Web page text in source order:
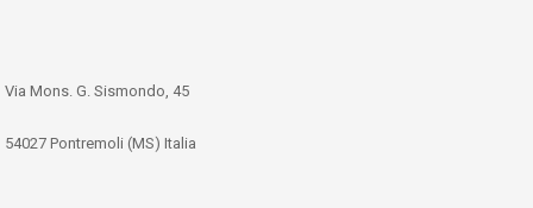
Via Mons. G. Sismondo, 45
54027 Pontremoli (MS) Italia